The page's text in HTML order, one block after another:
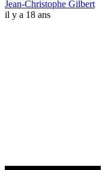
Jean-Christophe Gilbert
il y a 18 ans